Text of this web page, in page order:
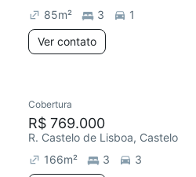
85m² 3
1
Ver contato
Cobertura
R$ 769.000
R. Castelo de Lisboa, Castelo
166m² 3
3